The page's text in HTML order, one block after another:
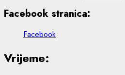
Facebook stranica:
Facebook
Vrijeme: